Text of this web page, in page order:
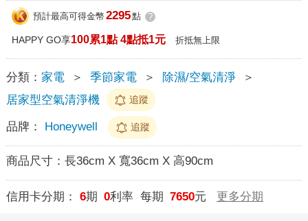
預計最高可得金幣 2295點 ?
HAPPY GO享100累1點 4點抵1元 折抵無上限
分類： 家電 ＞ 季節家電 ＞ 除濕/空氣清淨
＞
居家型空氣清淨機
追蹤
品牌： Honeywell 追蹤
商品尺寸： 長36cm X 寬36cm X 高90cm
信用卡分期： 6期 0利率 每期 7650元 更多分期